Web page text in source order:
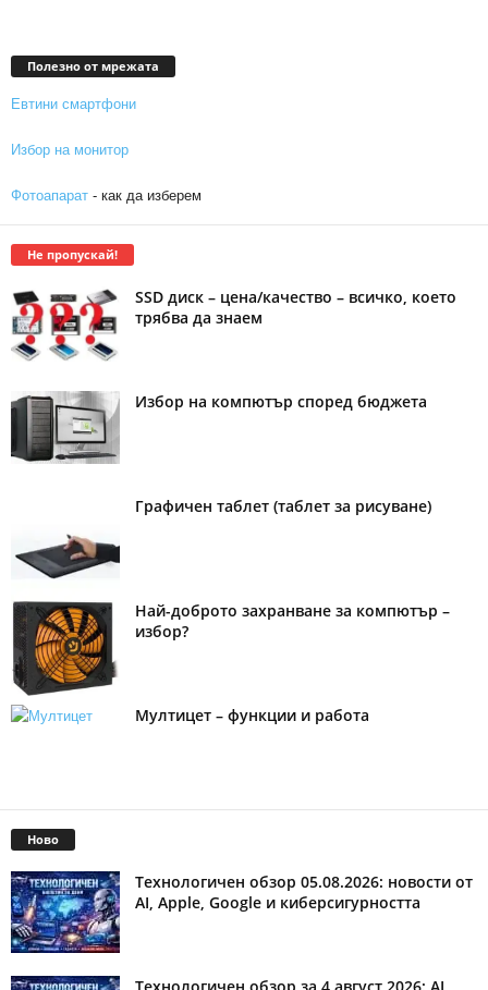
Полезно от мрежата
Евтини смартфони
Избор на монитор
Фотоапарат - как да изберем
Не пропускай!
SSD диск – цена/качество – всичко, което
трябва да знаем
Избор на компютър според бюджета
Графичен таблет (таблет за рисуване)
Най-доброто захранване за компютър –
избор?
Мултицет – функции и работа
Ново
Технологичен обзор 05.08.2026: новости от
AI, Apple, Google и киберсигурността